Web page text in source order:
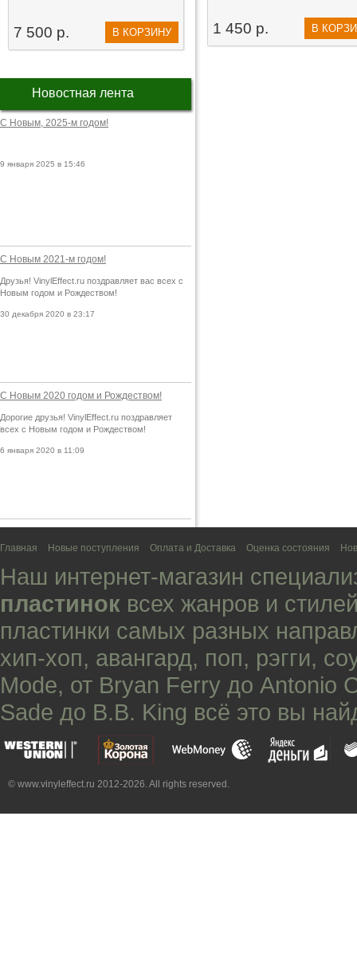
7 500 р. В КОРЗИНУ
Новостная лента
С Новым, 2025-м годом!
9 января 2025 в 15:46
С Новым 2021-м годом!
Друзья! VinylEffect.ru поздравляет вас всех с
Новым годом и Рождеством!
30 декабря 2020 в 23:17
С Новым 2020 годом и Рождеством!
Дорогие друзья! VinylEffect.ru поздравляет
всех с Новым годом и Рождеством!
6 января 2020 в 11:09
1 450 р. В
Главная Новые поступления Оплата и Доставка Оценка состояния
Наш интернет-магазин
пластинок всех жанров и
пластинки самых разных
хип-хоп, авангард, поп, рэгги,
Mode, от Bryan Ferry до Antonio
Sade до B.B. King всё это вы
© www.vinyleffect.ru 2012-2026. All rights reserved.